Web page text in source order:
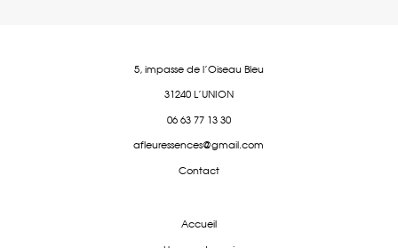
5, impasse de l'Oiseau Bleu
31240 L'UNION
06 63 77 13 30
afleuressences@gmail.com
Contact
Accueil